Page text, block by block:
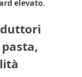
elevato.